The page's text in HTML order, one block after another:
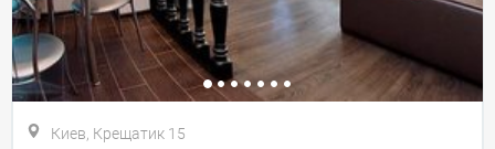
Киев, Крещатик 15